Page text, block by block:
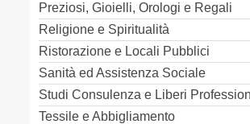
Preziosi, Gioielli, Orologi e Regali
Religione e Spiritualità
Ristorazione e Locali Pubblici
Sanità ed Assistenza Sociale
Studi Consulenza e Liberi
Tessile e Abbigliamento